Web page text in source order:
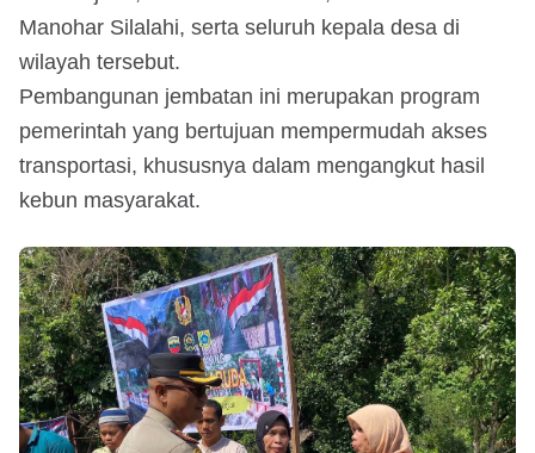
Manohar Silalahi, serta seluruh kepala desa di
wilayah tersebut.
Pembangunan jembatan ini merupakan program
pemerintah yang bertujuan mempermudah akses
transportasi, khususnya dalam mengangkut hasil
kebun masyarakat.